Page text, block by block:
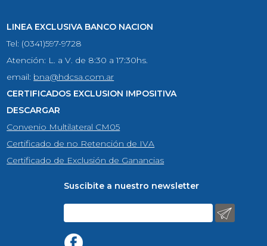
LINEA EXCLUSIVA BANCO NACION
Tel: (0341)597-9728
Atención: L. a V. de 8:30 a 17:30hs.
email: bna@hdcsa.com.ar
CERTIFICADOS EXCLUSION IMPOSITIVA
DESCARGAR
Convenio Multilateral CM05
Certificado de no Retención de IVA
Certificado de Exclusión de Ganancias
Suscibite a nuestro newsletter